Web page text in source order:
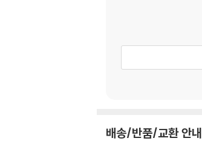
배송/반품/교환 안내